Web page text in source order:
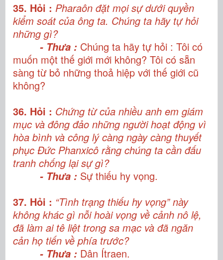
35. Hỏi : Pharaôn đặt mọi sự dưới quyền
kiểm soát của ông ta. Chúng ta hãy tự hỏi
những gì?
- Thưa : Chúng ta hãy tự hỏi : Tôi có
muốn một thế giới mới không? Tôi có sẵn
sàng từ bỏ những thoả hiệp với thế giới cũ
không?
36. Hỏi : Chứng từ của nhiều anh em giám
mục và đông đảo những người hoạt động vì
hòa bình và công lý càng ngày càng thuyết
phục Đức Phanxicô rằng chúng ta cần đấu
tranh chống lại sự gì?
- Thưa : Sự thiếu hy vọng.
37. Hỏi : “Tình trạng thiếu hy vọng” này
không khác gì nỗi hoài vọng về cảnh nô lệ,
đã làm ai tê liệt trong sa mạc và đã ngăn
cản họ tiến về phía trước?
- Thưa : Dân Ítraen.